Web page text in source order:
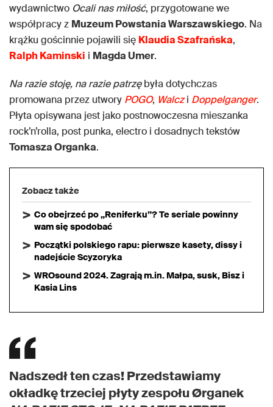
wydawnictwo Ocali nas miłość, przygotowane we
współpracy z Muzeum Powstania Warszawskiego. Na
krążku gościnnie pojawili się Klaudia Szafrańska,
Ralph Kaminski i Magda Umer.
Na razie stoję, na razie patrzębyła dotychczas
promowana przez utwory POGO, Walczi Doppelganger.
Płyta opisywana jest jako postnowoczesna mieszanka
rock’n’rolla, post punka, electro i dosadnych tekstów
Tomasza Organka.
Zobacz także
Co obejrzeć po „Reniferku”? Te seriale powinny
wam się spodobać
Początki polskiego rapu: pierwsze kasety, dissy i
nadejście Scyzoryka
WROsound 2024. Zagrają m.in. Małpa, susk, Bisz i
Kasia Lins
Nadszedł ten czas! Przedstawiamy
okładkę trzeciej płyty zespołu Ørganek